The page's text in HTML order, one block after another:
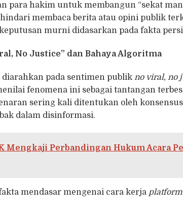
para hakim untuk membangun “sekat
membaca berita atau opini publik
murni didasarkan pada fakta
No Justice” dan Bahaya Algoritma
diarahkan pada sentimen publikno viral, no
fenomena ini sebagai tantangan
sering kali ditentukan oleh
dalam disinformasi.
Mengkaji Perbandingan Hukum Acara
mendasar mengenai cara kerja platform